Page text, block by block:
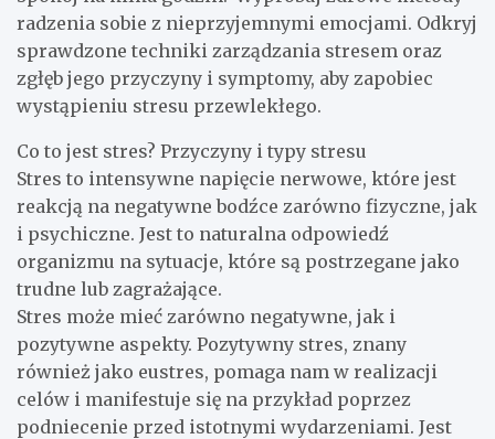
radzenia sobie z nieprzyjemnymi emocjami. Odkryj
sprawdzone techniki zarządzania stresem oraz
zgłęb jego przyczyny i symptomy, aby zapobiec
wystąpieniu stresu przewlekłego.
Co to jest stres? Przyczyny i typy stresu
Stres to intensywne napięcie nerwowe, które jest
reakcją na negatywne bodźce zarówno fizyczne, jak
i psychiczne. Jest to naturalna odpowiedź
organizmu na sytuacje, które są postrzegane jako
trudne lub zagrażające.
Stres może mieć zarówno negatywne, jak i
pozytywne aspekty. Pozytywny stres, znany
również jako eustres, pomaga nam w realizacji
celów i manifestuje się na przykład poprzez
podniecenie przed istotnymi wydarzeniami. Jest